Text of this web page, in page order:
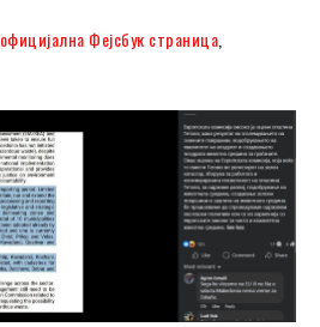
официјална Фејсбук страница